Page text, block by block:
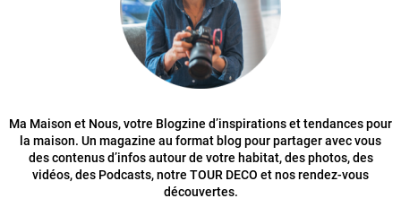
Ma Maison et Nous, votre Blogzine d’inspirations et tendances pour
la maison. Un magazine au format blog pour partager avec vous
des contenus d’infos autour de votre habitat, des photos, des
vidéos, des Podcasts, notre TOUR DECO et nos rendez-vous
découvertes.